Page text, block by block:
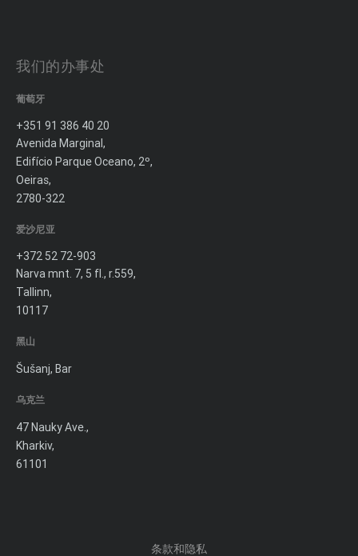
我们的办事处
葡萄牙
+351 91 386 40 20
Avenida Marginal,
Edifício Parque Oceano, 2º,
Oeiras,
2780-322
爱沙尼亚
+372 52 72-903
Narva mnt. 7, 5 fl., r.559,
Tallinn,
10117
黑山
Šušanj, Bar
乌克兰
47 Nauky Ave.,
Kharkiv,
61101
条款和隐私